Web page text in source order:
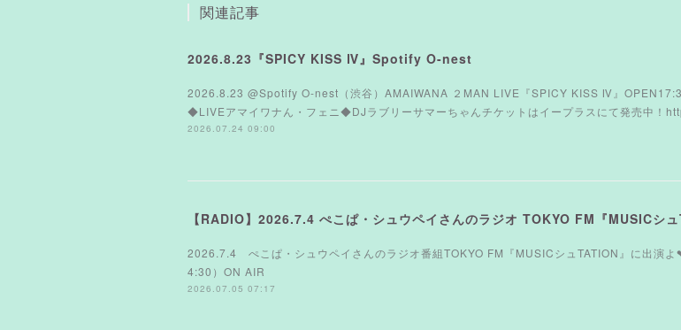
関連記事
2026.8.23『SPICY KISS Ⅳ』Spotify O-nest
2026.8.23 @Spotify O-nest（渋谷）AMAIWANA ２MAN LIVE『SPICY KISS Ⅳ』
◆LIVEアマイワナん・フェニ◆DJラブリーサマーちゃんチケットはイープラスにて発売中
2026.07.24 09:00
【RADIO】2026.7.4 ぺこぱ・シュウペイさんのラジオ TOKYO FM『MUSICシュ
2026.7.4 ぺこぱ・シュウペイさんのラジオ番組TOKYO FM『MUSICシュTATION』に出演
4:30）ON AIR
2026.07.05 07:17